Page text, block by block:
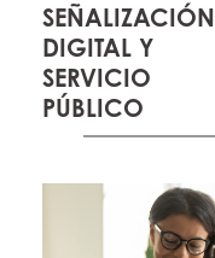
SEÑALIZACIÓN
DIGITAL Y
SERVICIO
PÚBLICO